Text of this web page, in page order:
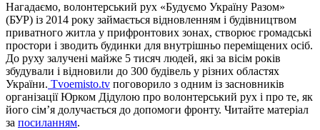
Нагадаємо, волонтерський рух «Будуємо Україну Разом»
(БУР) із 2014 року займається відновленням і будівництвом
приватного житла у прифронтових зонах, створює громадські
простори і зводить будинки для внутрішньо переміщених осіб.
До руху залучені майже 5 тисяч людей, які за вісім років
збудували і відновили до 300 будівель у різних областях
України. Tvoemisto.tv поговорило з одним із засновників
організації Юрком Дідулою про волонтерський рух і про те, як
його сім’я долучається до допомоги фронту. Читайте матеріал
за посиланням.